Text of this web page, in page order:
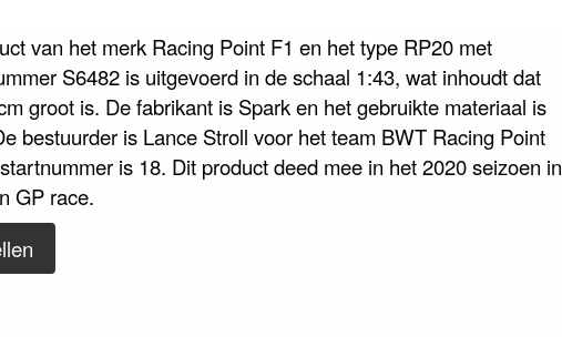
van het merk Racing Point F1 en het type RP20 met
S6482 is uitgevoerd in de schaal 1:43, wat inhoudt dat
groot is. De fabrikant is Spark en het gebruikte materiaal is
bestuurder is Lance Stroll voor het team BWT Racing Point
is 18. Dit product deed mee in het 2020 seizoen in
GP race.